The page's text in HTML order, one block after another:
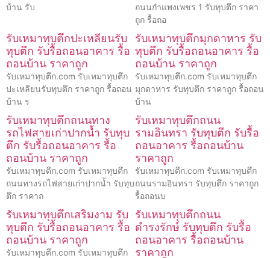
บ้าน รับ
ถนนกำแพงเพชร 1 รับทุบตึก ราคา
ถูก รื้อถอ
รับเหมาทุบตึกปะเหลียนรับ
ทุบตึก รับรื้อถอนอาคาร รื้อ
ถอนบ้าน ราคาถูก
รับเหมาทุบตึก.com รับเหมาทุบตึก
ปะเหลียนรับทุบตึก ราคาถูก รื้อถอน
บ้าน ร
รับเหมาทุบตึกมุกดาหาร รับ
ทุบตึก รับรื้อถอนอาคาร รื้อ
ถอนบ้าน ราคาถูก
รับเหมาทุบตึก.com รับเหมาทุบตึก
มุกดาหาร รับทุบตึก ราคาถูก รื้อถอน
บ้าน
รับเหมาทุบตึกถนนทาง
รถไฟสายเก่าปากน้ำ รับทุบ
ตึก รับรื้อถอนอาคาร รื้อ
ถอนบ้าน ราคาถูก
รับเหมาทุบตึก.com รับเหมาทุบตึก
ถนนทางรถไฟสายเก่าปากน้ำ รับทุบ
ตึก ราคาถ
รับเหมาทุบตึกถนน
รามอินทรา รับทุบตึก รับรื้อ
ถอนอาคาร รื้อถอนบ้าน
ราคาถูก
รับเหมาทุบตึก.com รับเหมาทุบตึก
ถนนรามอินทรา รับทุบตึก ราคาถูก
รื้อถอนบ
รับเหมาทุบตึกเสริมงาม รับ
ทุบตึก รับรื้อถอนอาคาร รื้อ
ถอนบ้าน ราคาถูก
รับเหมาทุบตึก.com รับเหมาทุบตึก
รับเหมาทุบตึกถนน
ดำรงรักษ์ รับทุบตึก รับรื้อ
ถอนอาคาร รื้อถอนบ้าน
ราคาถูก